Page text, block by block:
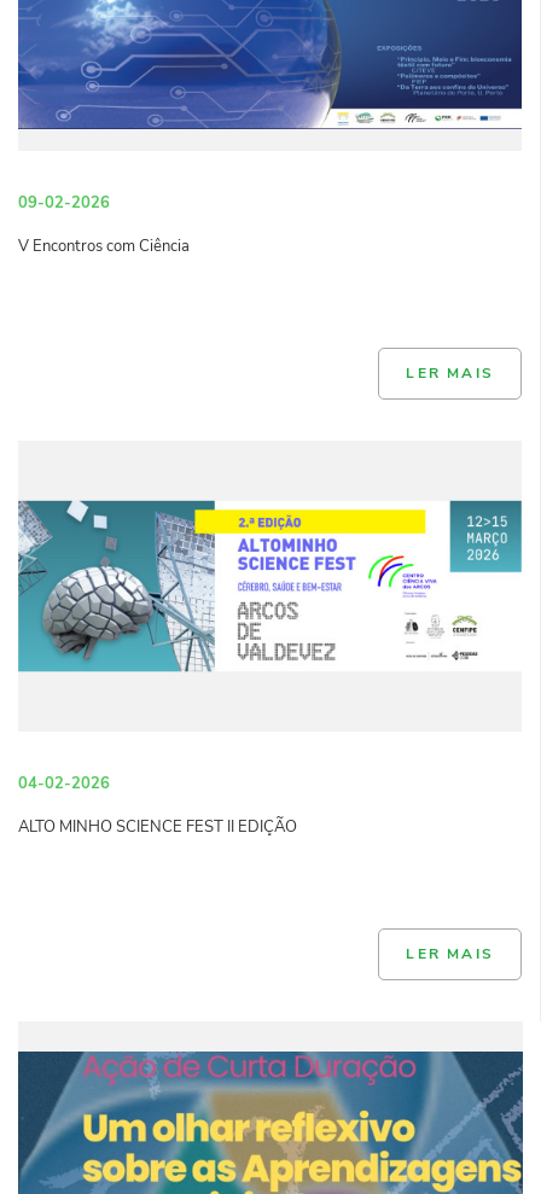
09-02-2026
V Encontros com Ciência
LER MAIS
04-02-2026
ALTO MINHO SCIENCE FEST II EDIÇÃO
LER MAIS